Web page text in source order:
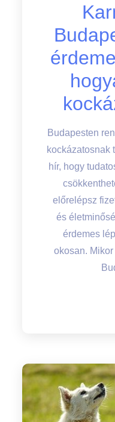
Budapesten
kockázatosnak
hír, hogy
előrelépsz
és
érdemes
okosan.